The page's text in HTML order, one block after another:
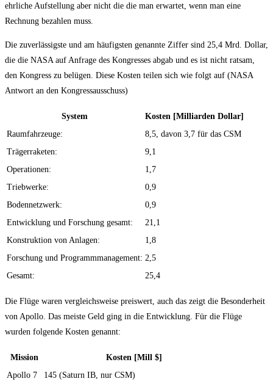
ehrliche Aufstellung aber nicht die die man erwartet, wenn man eine
Rechnung bezahlen muss.
Die zuverlässigste und am häufigsten genannte Ziffer sind 25,4 Mrd. Dollar,
die die NASA auf Anfrage des Kongresses abgab und es ist nicht ratsam,
den Kongress zu belügen. Diese Kosten teilen sich wie folgt auf (NASA
Antwort an den Kongressausschuss)
System
Kosten [Milliarden Dollar]
Raumfahrzeuge:
8,5, davon 3,7 für das CSM
Trägerraketen:
9,1
Operationen:
1,7
Triebwerke:
0,9
Bodennetzwerk:
0,9
Entwicklung und Forschung gesamt:
21,1
Konstruktion von Anlagen:
1,8
Forschung und Programmmanagement: 2,5
Gesamt:
25,4
Die Flüge waren vergleichsweise preiswert, auch das zeigt die Besonderheit
von Apollo. Das meiste Geld ging in die Entwicklung. Für die Flüge
wurden folgende Kosten genannt:
Mission
Kosten [Mill $]
Apollo 7
145 (Saturn IB, nur CSM)